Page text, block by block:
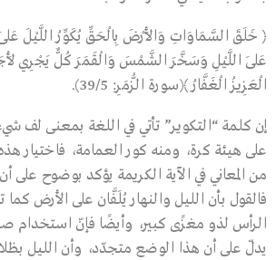
﴿ خَلَقَ السَّمَاوَاتِ وَالأَرْضَ بِالْحَقِّ يُكَوِّرُ اللَّيْلَ عَلَى
عَلَى اللَّيْلِ وَسَخَّرَ الشَّمْسَ وَالْقَمَرَ كُلٌّ يَجْرِي
الْعَزِيزُ الْغَفَّارُ ﴾(سورة الزُّمَرِ: 39/5).
إن كلمة “التكوير” تأتي في اللغة بمعنى لف
على هيئة كرة، ومنه كور العمامة، فاختيار
من المعاني في الآية الكريمة يؤكد بوضوح على
فالقول بأن الليل والنهار يُلَفَّان على الأرض
الرأس لذو مغزًى كبير، وأيضًا فإنّ استخدام
يدلّ على أن هذا الوضع متجدّد، وأن الليل